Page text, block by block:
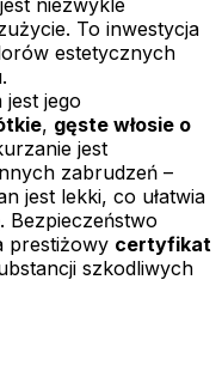
niezwykle
To inwestycja
estetycznych
jego
, gęste włosie o
jest
zabrudzeń –
jest lekki, co ułatwia
Bezpieczeństwo
prestiżowy certyfikat
szkodliwych